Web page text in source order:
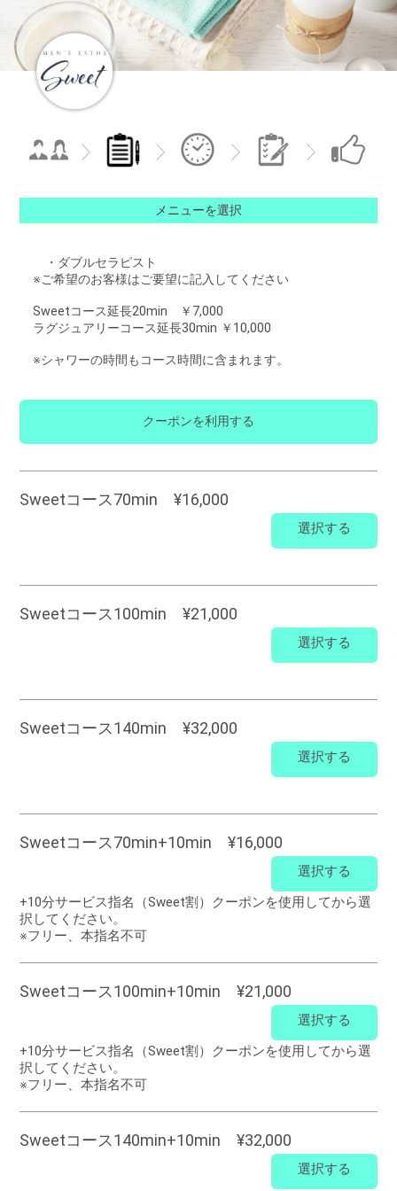
メニューを選択
・ダブルセラピスト
※ご希望のお客様はご要望に記入してください
Sweetコース延長20min ￥7,000
ラグジュアリーコース延長30min ￥10,000
※シャワーの時間もコース時間に含まれます。
クーポンを利用する
Sweetコース70min ¥16,000
選択する
Sweetコース100min ¥21,000
選択する
Sweetコース140min ¥32,000
選択する
Sweetコース70min+10min ¥16,000
選択する
+10分サービス指名（Sweet割）クーポンを使用してから選
択してください。
※フリー、本指名不可
Sweetコース100min+10min ¥21,000
選択する
+10分サービス指名（Sweet割）クーポンを使用してから選
択してください。
※フリー、本指名不可
Sweetコース140min+10min ¥32,000
選択する